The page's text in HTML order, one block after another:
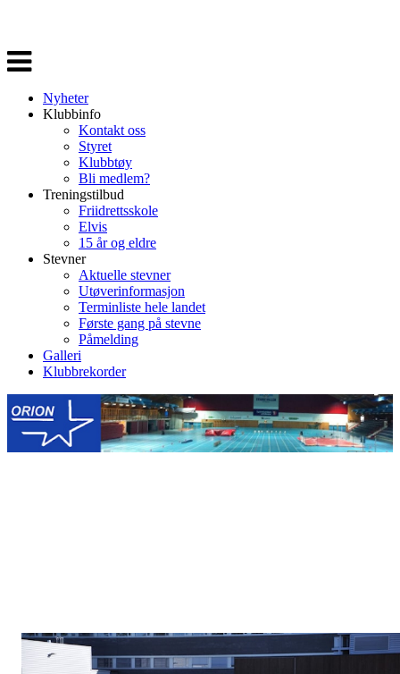
Veksle
navigasjon
Nyheter
Klubbinfo
Kontakt oss
Styret
Klubbtøy
Bli medlem?
Treningstilbud
Friidrettsskole
Elvis
15 år og eldre
Stevner
Aktuelle stevner
Utøverinformasjon
Terminliste hele landet
Første gang på stevne
Påmelding
Galleri
Klubbrekorder